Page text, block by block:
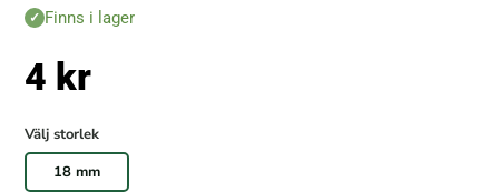
Betygsatt
5.00
kundrecen
sion
Finns i lager
4 kr
Välj storlek
18 mm